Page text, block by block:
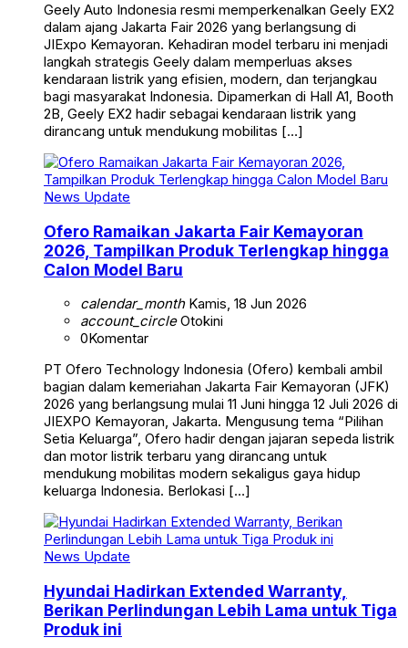
Geely Auto Indonesia resmi memperkenalkan Geely EX2
dalam ajang Jakarta Fair 2026 yang berlangsung di
JIExpo Kemayoran. Kehadiran model terbaru ini menjadi
langkah strategis Geely dalam memperluas akses
kendaraan listrik yang efisien, modern, dan terjangkau
bagi masyarakat Indonesia. Dipamerkan di Hall A1, Booth
2B, Geely EX2 hadir sebagai kendaraan listrik yang
dirancang untuk mendukung mobilitas […]
News Update
Ofero Ramaikan Jakarta Fair Kemayoran
2026, Tampilkan Produk Terlengkap hingga
Calon Model Baru
calendar_monthKamis, 18 Jun 2026
account_circleOtokini
0Komentar
PT Ofero Technology Indonesia (Ofero) kembali ambil
bagian dalam kemeriahan Jakarta Fair Kemayoran (JFK)
2026 yang berlangsung mulai 11 Juni hingga 12 Juli 2026 di
JIEXPO Kemayoran, Jakarta. Mengusung tema “Pilihan
Setia Keluarga”, Ofero hadir dengan jajaran sepeda listrik
dan motor listrik terbaru yang dirancang untuk
mendukung mobilitas modern sekaligus gaya hidup
keluarga Indonesia. Berlokasi […]
News Update
Hyundai Hadirkan Extended Warranty,
Berikan Perlindungan Lebih Lama untuk Tiga
Produk ini